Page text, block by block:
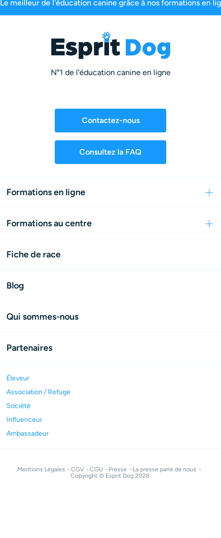
99,6% de satisfaction 2,5 millions
N°1 de l'éducation canine en ligne
Contactez-nous
Consultez la FAQ
Formations en ligne
Formations au centre
Fiche de race
Blog
Qui sommes-nous
Partenaires
Éleveur
Association / Refuge
Société
Influenceur
Ambassadeur
Mentions Légales CGV CGU Presse
La presse parle de nous
Copyright © Esprit Dog 2026